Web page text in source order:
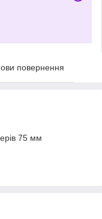
повернення
75 мм